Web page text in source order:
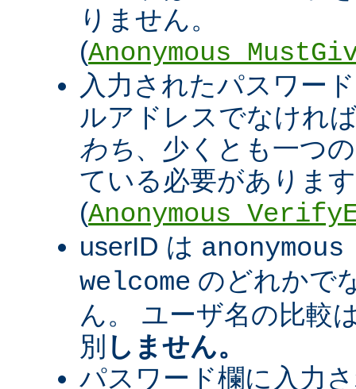
りません。
(
入力されたパスワー
ルアドレスでなけれ
わち、少くとも一つ
ている必要がありま
(
userID は
welcome のどれかで
ん。 ユーザ名の比較
別 しません。
パスワード欄に入力